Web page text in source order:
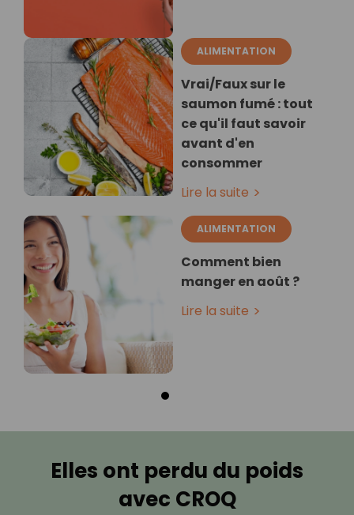
ALIMENTATION
Vrai/Faux sur le
saumon fumé : tout
ce qu'il faut savoir
avant d'en
consommer
Lire la suite
ALIMENTATION
Comment bien
manger en août ?
Lire la suite
Elles ont perdu du poids
avec CROQ